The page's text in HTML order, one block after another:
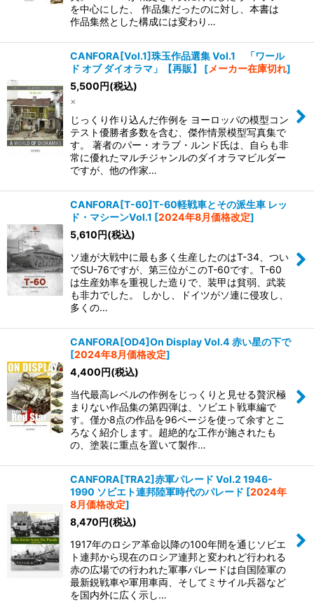
を中心にした、 作品集だったのに対し、本書は
作品集然とした構成には変わり…
CANFORA[Vol.1]珠玉作品選集 Vol.1 「ワール
ド オブ ダイオラマ」【再販】
[メーカー在庫切れ]
5,500円(税込)
×
じっくり作り込んだ作例を ヨーロッパの模型コン
テスト優勝者多数を含む、傑作情景模型写真集で
す。 著者のパー・オラブ・ルンド氏は、自らも非
常に優れたマルチジャンルのダイオラマビルダー
ですが、他の作家…
CANFORA[T-60]T-60軽戦車とその派生車 レッ
ド・マシーンVol.1 [2024年8月価格改定]
5,610円(税込)
ソ連が大戦中に最も多く生産したのはT-34、つい
でSU-76ですが、第三位がこのT-60です。T-60
は生産効率を重視した造りで、装甲は貧弱、武装
も非力でした。 しかし、ドイツがソ連に侵攻し、
多くの…
CANFORA[OD4]On Display Vol.4 赤い星の下で
[2024年8月価格改定]
4,400円(税込)
当代最高レベルの作例をじっくりと見せる贅沢極
まりない作品集の第四弾は、ソビエト戦車編で
す。僅か8点の作品を96ページを使って余すとこ
ろなく紹介します。超絶的な工作が施されたも
の、塗装に重点を置いて製作…
CANFORA[TRA2]赤軍パレード Vol.2 1946-
1990 ソビエト連邦陸軍時代のパレード [2024年
8月価格改定]
8,470円(税込)
1917年のロシア革命以降の100年間を通じソビエ
ト連邦から現在のロシア連邦と変われど行われる
赤の広場での行われた軍事パレードは自国陸軍の
最新鋭戦車や軍用車両、そしてミサイル兵器など
を国内外に広く示し…